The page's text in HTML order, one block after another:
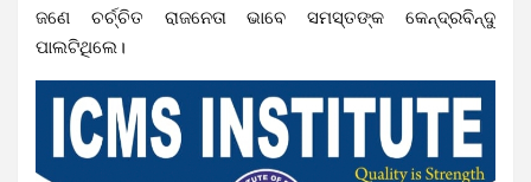
ଜଣେ ଚର୍ଚ୍ଚିତ ରାଜନେତା ଭାବେ ସମସ୍ତଙ୍କ କେନ୍ଦ୍ରବିନ୍ଦୁ
ପାଲଟିଥିଲେ।